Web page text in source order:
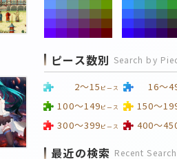
ピース数別 Search by
2～15 ピース 16～
100～149ピース 150～
300～399ピース 400～
最近の検索 Recent